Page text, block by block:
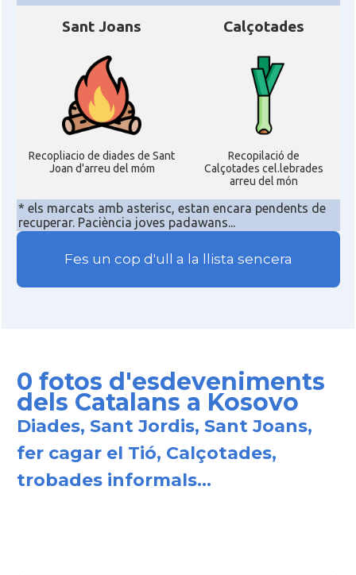
Sant Joans
Recopliacio de diades de Sant
Joan d'arreu del móm
Calçotades
Recopilació de
Calçotades cel.lebrades
arreu del món
* els marcats amb asterisc, estan encara pendents de
recuperar. Paciència joves padawans...
Fes un cop d'ull a la llista sencera
0 fotos d'esdeveniments
dels Catalans a Kosovo
Diades, Sant Jordis, Sant Joans,
fer cagar el Tió, Calçotades,
trobades informals...